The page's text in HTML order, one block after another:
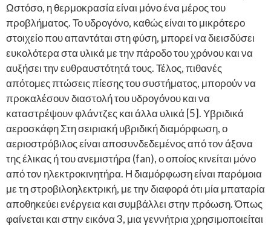
Ωστόσο, η θερμοκρασία είναι μόνο ένα μέρος του
προβλήματος. Το υδρογόνο, καθώς είναι το μικρότερο
στοιχείο που απαντάται στη φύση, μπορεί να διεισδύσει
ευκολότερα στα υλικά με την πάροδο του χρόνου και να
αυξήσει την ευθραυστότητά τους. Τέλος, πιθανές
απότομες πτώσεις πίεσης του συστήματος, μπορούν να
προκαλέσουν διαστολή του υδρογόνου και να
καταστρέψουν φλάντζες και άλλα υλικά [5]. Υβριδικά
αεροσκάφη Στη σειριακή υβριδική διαμόρφωση, ο
αεριοστρόβιλος είναι αποσυνδεδεμένος από τον άξονα
της έλικας ή του ανεμιστήρα (fan), ο οποίος κινείται μόνο
από τον ηλεκτροκινητήρα. Η διαμόρφωση είναι παρόμοια
με τη στροβιλοηλεκτρική, με την διαφορά ότι μία μπαταρία
αποθηκεύει ενέργεια και συμβάλλει στην πρόωση. Όπως
φαίνεται και στην εικόνα 3, μια γεννήτρια χρησιμοποιείται